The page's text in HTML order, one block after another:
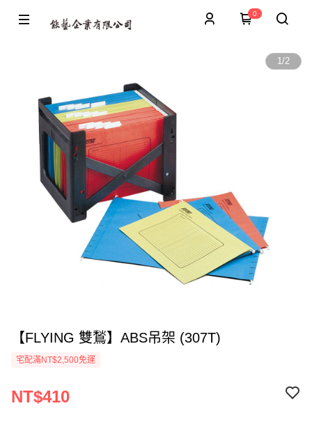
0
1/2
【FLYING 雙鶖】ABS吊架 (307T)
宅配滿NT$2,500免運
NT$410